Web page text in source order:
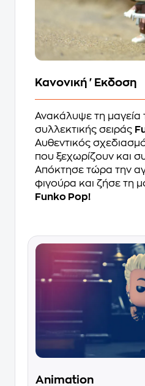
Κανονική 'Εκδοση
Ανακάλυψε τη μαγεία
συλλεκτικής σειράς
Αυθεντικός
που ξεχωρίζουν και
Απόκτησε τώρα την
φιγούρα και ζήσε τη
Funko Pop!
Animation